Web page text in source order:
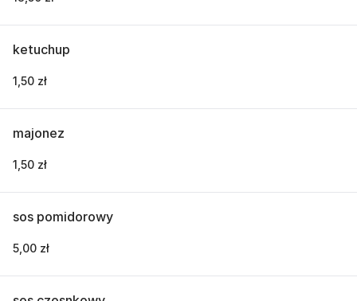
ketuchup
1,50 zł
majonez
1,50 zł
sos pomidorowy
5,00 zł